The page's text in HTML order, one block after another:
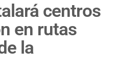
centros
en rutas
la